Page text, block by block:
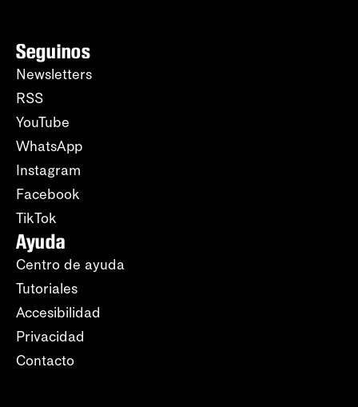
Seguinos
Newsletters
RSS
YouTube
WhatsApp
Instagram
Facebook
TikTok
Ayuda
Centro de ayuda
Tutoriales
Accesibilidad
Privacidad
Contacto